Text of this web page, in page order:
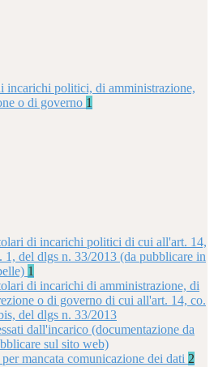
incarichi politici, di amministrazione,
o di governo 1
di incarichi politici di cui all'art. 14,
1, del dlgs n. 33/2013 (da pubblicare in
1
di incarichi di amministrazione, di
o di governo di cui all'art. 14, co.
del dlgs n. 33/2013
dall'incarico (documentazione da
sul sito web)
mancata comunicazione dei dati 2